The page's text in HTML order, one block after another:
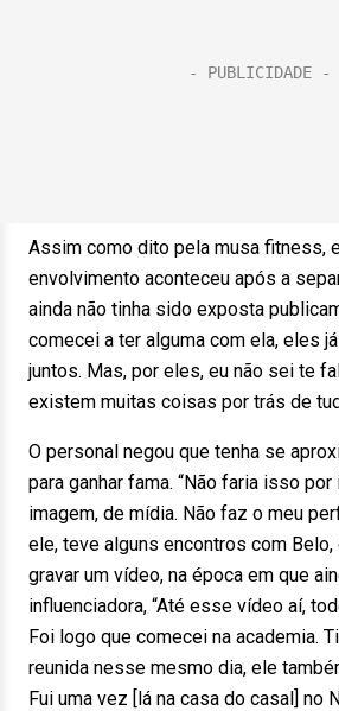
Assim como dito pela musa fitness,
envolvimento aconteceu após a
ainda não tinha sido exposta
comecei a ter alguma com ela, eles
juntos. Mas, por eles, eu não sei te
existem muitas coisas por trás de
O personal negou que tenha se
para ganhar fama. “Não faria isso
imagem, de mídia. Não faz o meu
ele, teve alguns encontros com Belo,
gravar um vídeo, na época em que
influenciadora, “Até esse vídeo aí,
Foi logo que comecei na academia.
reunida nesse mesmo dia, ele
Fui uma vez [lá na casa do casal] no